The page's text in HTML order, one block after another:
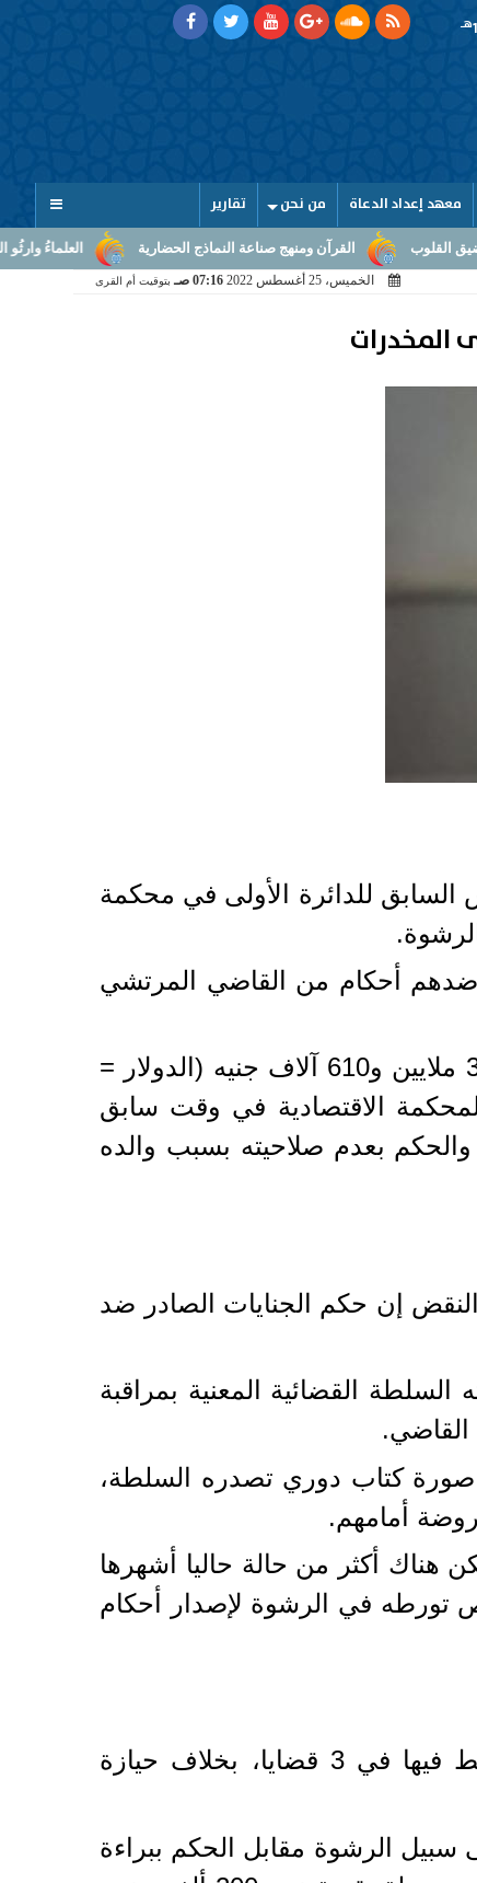
هـ
معهد إعداد الدعاة من نحن تقارير
العلماءُ وارثُو النبوّة: من بلاغ ومنهج صناعة النماذج الحضارية
الخميس، 25 أغسطس 2022 07:16 صـ بتوقيت أم القرى
المخدرات
السابق للدائرة الأولى في محكمة
أحكام من القاضي المرتشي
وقضت محكمة جنايات القاهرة على عبد الرحيم بالسجن المشدد 24 عاما وغرامة 3 ملايين و610 آلاف جنيه (الدولار =
الاقتصادية في وقت سابق
بعدم صلاحيته بسبب والده
إن حكم الجنايات الصادر ضد
القضائية المعنية بمراقبة
القاضي.
صورة كتاب دوري تصدره السلطة،
أمامهم.
أكثر من حالة حاليا أشهرها
تورطه في الرشوة لإصدار أحكام
وحسب أمر إحالة القاضي إلى محكمة الجنايات، فقد تم اتهامه بالرشوة والتوسط فيها في 3 قضايا، بخلاف حيازة
مليون جنيه أخذ منها مبلغ 6 ملايين جنيه على سبيل الرشوة مقابل الحكم ببراءة